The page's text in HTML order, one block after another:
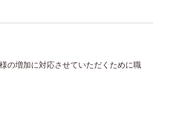
の増加に対応させていただくために職